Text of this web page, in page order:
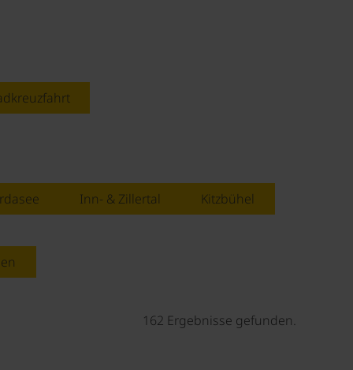
Inn- & Zillertal
Kitzbühel
162 Ergebnisse gefunden.